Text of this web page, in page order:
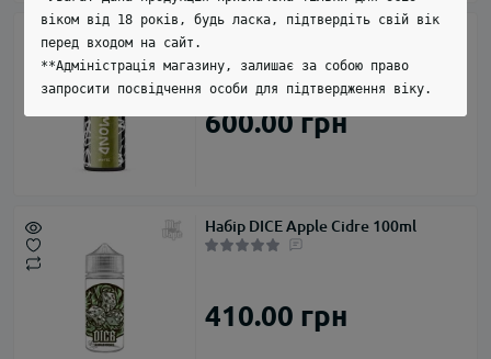
Набір Diamond White 100ml
600.00 грн
Набір DICE Apple Cidre 100ml
410.00 грн
віком від 18 років, будь ласка, підтвердіть свій вік
перед входом на сайт.
**Адміністрація магазину, залишає за собою право
запросити посвідчення особи для підтвердження віку.